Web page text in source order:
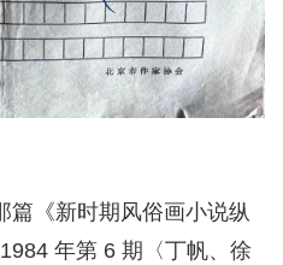
篇《新时期风俗画小说纵
年第 6 期〈丁帆、徐